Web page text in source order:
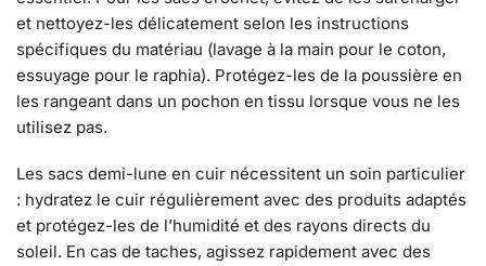
et nettoyez-les délicatement selon les instructions
spécifiques du matériau (lavage à la main pour le coton,
essuyage pour le raphia). Protégez-les de la poussière en
les rangeant dans un pochon en tissu lorsque vous ne les
utilisez pas.
Les sacs demi-lune en cuir nécessitent un soin particulier
: hydratez le cuir régulièrement avec des produits adaptés
et protégez-les de l’humidité et des rayons directs du
soleil. En cas de taches, agissez rapidement avec des